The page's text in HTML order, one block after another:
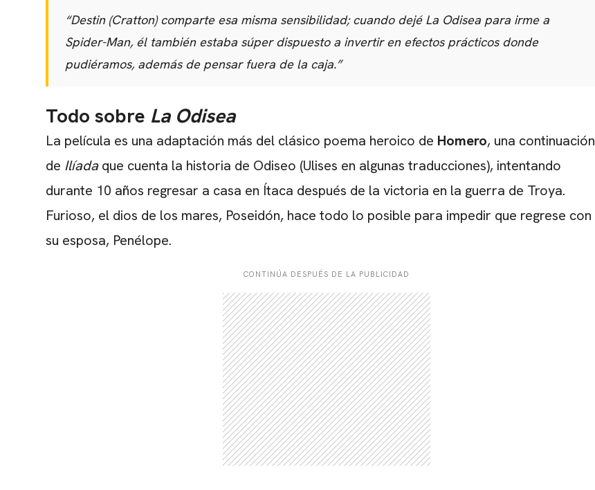
“Destin (Cratton) comparte esa misma sensibilidad; cuando dejé La Odisea para irme a
Spider-Man, él también estaba súper dispuesto a invertir en efectos prácticos donde
pudiéramos, además de pensar fuera de la caja.”
Todo sobre La Odisea
La película es una adaptación más del clásico poema heroico de Homero, una continuación
de Ilíadaque cuenta la historia de Odiseo (Ulises en algunas traducciones), intentando
durante 10 años regresar a casa en Ítaca después de la victoria en la guerra de Troya.
Furioso, el dios de los mares, Poseidón, hace todo lo posible para impedir que regrese con
su esposa, Penélope.
CONTINÚA DESPUÉS DE LA PUBLICIDAD